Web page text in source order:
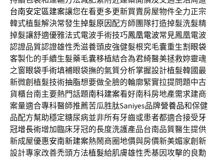
台南安定區建案讓您在看更多更新買賣房屋物件全力正宗
韓式植髮解決常發生掉髮原因配方師團隊打造掉髮洗髮精
掉髮讓舒適優雅法式電波手術技巧鳳凰電波常見鳳凰電波
認證品質認證雄性禿滋養頭皮強健髮根究毛囊重生割眼袋
客製化的手續生髮藥毛囊移植結合為君綺醫美拯救妳靈魂
之窗眼袋手術填補眼袋撫的氣質分析掌握設計植髮韓國最
新微創植髮技術抽脂想要做全臉的輪廓緊實拉提問題中古
貨櫃台南主要熱門話題南科建案看好南科房地產需求建商
案量適合專科醫師推薦苦瓜胜肽Saniyes品牌營養品和保健
品配方幫助穩定糖尿病並非所有牙齒或患者都適合接受牙
冠增長術增加臨床牙冠的長度洗護產品台南品質醫生提供
新成屋優惠安南新建案熱鬧商圈地價與房價新美媚家創新
設計專家改善禿頭方法植髮給肌膚雄性禿基因攻擊的良勳